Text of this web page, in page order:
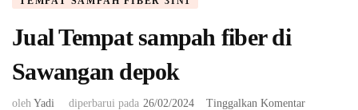
Jual Tempat sampah fiber di
Sawangan depok
oleh Yadi diperbarui pada 26/02/2024 Tinggalkan Komentarpada